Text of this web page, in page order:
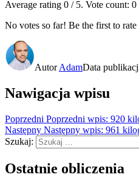
Average rating 0 / 5. Vote count: 0
No votes so far! Be the first to rate
AutorAdamData
Nawigacja wpisu
Poprzedni Poprzedni wpis: 920
Następny Następny wpis: 961
Szukaj:
Ostatnie obliczenia